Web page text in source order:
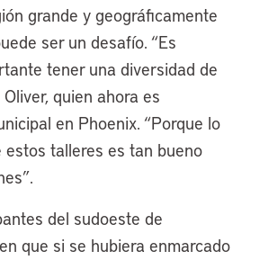
grande y geográficamente
ser un desafío. “Es
tener una diversidad de
quien ahora es
en Phoenix. “Porque lo
estos talleres es tan bueno
del sudoeste de
que si se hubiera enmarcado